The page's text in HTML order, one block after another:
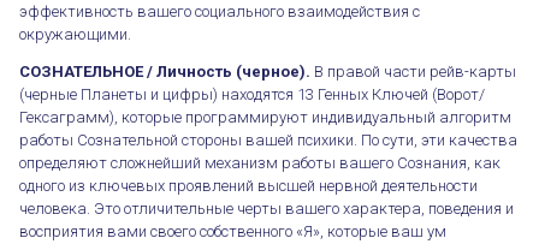
эффективность вашего социального взаимодействия с
окружающими.
СОЗНАТЕЛЬНОЕ / Личность (черное). В правой части рейв-карты
(черные Планеты и цифры) находятся 13 Генных Ключей (Ворот/
Гексаграмм), которые программируют индивидуальный алгоритм
работы Сознательной стороны вашей психики. По сути, эти качества
определяют сложнейший механизм работы вашего Сознания, как
одного из ключевых проявлений высшей нервной деятельности
человека. Это отличительные черты вашего характера, поведения и
восприятия вами своего собственного «Я», которые ваш ум